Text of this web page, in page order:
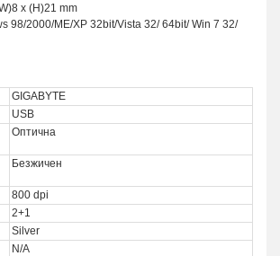
x (H)21 mm
98/2000/ME/XP 32bit/Vista 32/ 64bit/ Win 7 32/
GIGABYTE
USB
Оптична
Безжичен
800 dpi
2+1
Silver
N/A